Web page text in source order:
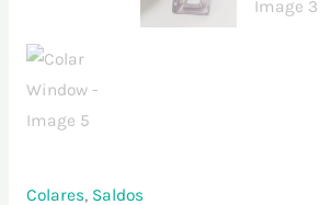
Colares, Saldos